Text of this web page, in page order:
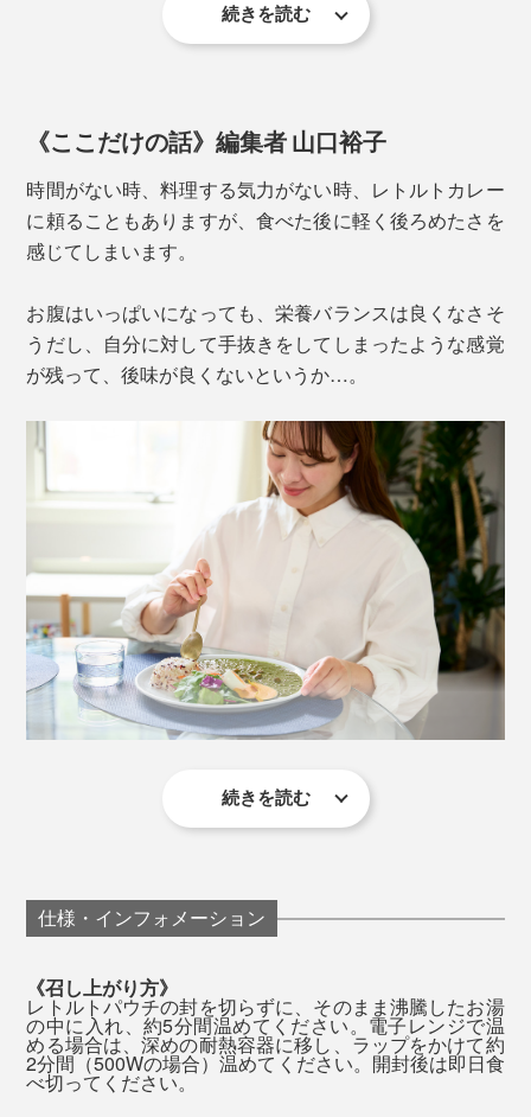
「クロレラベジカレー」があれば、忙しくても疲れてい
ても、簡単手軽にヘルシーカフェご飯が完成。無理せず
「クロレラベジカレー」に頼って、栄養と心のゆとりを
チャージしてください。
必須アミノ酸
ミネラル（鉄、マグネシウム）
葉緑素
βカロテン
その栄養価の高さから、健康食品やサプリメントなどに
幅広く利用されています。
「クロレラベジカレー」に入っている「クロレラ」は、
１食当たり1.5g。「クロレラ」そのものは、海苔と抹茶
を合わせたような風味で、カレーとは好相性。苦味や青
臭さもなく、コクのアップに役立っています。
その「クロレラ」の、培養から生産・検査・研究までを
一貫しておこなうのが、福岡県筑後市の「クロレラ工業
株式会社」。クロレラを製品化した世界初のメーカーで
す。
深さ15cm、直径最大40mの培養プールで、太陽光をた
そのまま白米にかけるだけでも美味ですが、雑穀米や玄
を添えれば、さらにタンパク質を補えます。
できます。
消化も良く、夜遅くの晩ごはんにもぴったり。塩分も
0.8gと控えめなので、翌日のむくみを気にする必要もあ
りません。
あなたも、週イチの「クロレラベジカレー」で、おいし
続きを読む
《ここだけの話》編集者 山口裕子
時間がない時、料理する気力がない時、レトルトカレー
に頼ることもありますが、食べた後に軽く後ろめたさを
感じてしまいます。
お腹はいっぱいになっても、栄養バランスは良くなさそ
うだし、自分に対して手抜きをしてしまったような感覚
が残って、後味が良くないというか…。
その点「クロレラベジカレー」は、おいしくて低カロリ
味も本格的で、すっきりしつつ旨味たっぷり、おしゃれ
な自然食レストランでいただくようなレベル。ベジタブ
ル100％やグルテンフリーであることをおいても、積極
的に食べたいおいしさ。
外食が続いた時、食べ過ぎちゃった翌日など、胃腸を休
続きを読む
仕様・インフォメーション
《召し上がり方》
レトルトパウチの封を切らずに、そのまま沸騰したお湯
の中に入れ、約5分間温めてください。電子レンジで温
める場合は、深めの耐熱容器に移し、ラップをかけて約
2分間（500Wの場合）温めてください。開封後は即日食
べ切ってください。